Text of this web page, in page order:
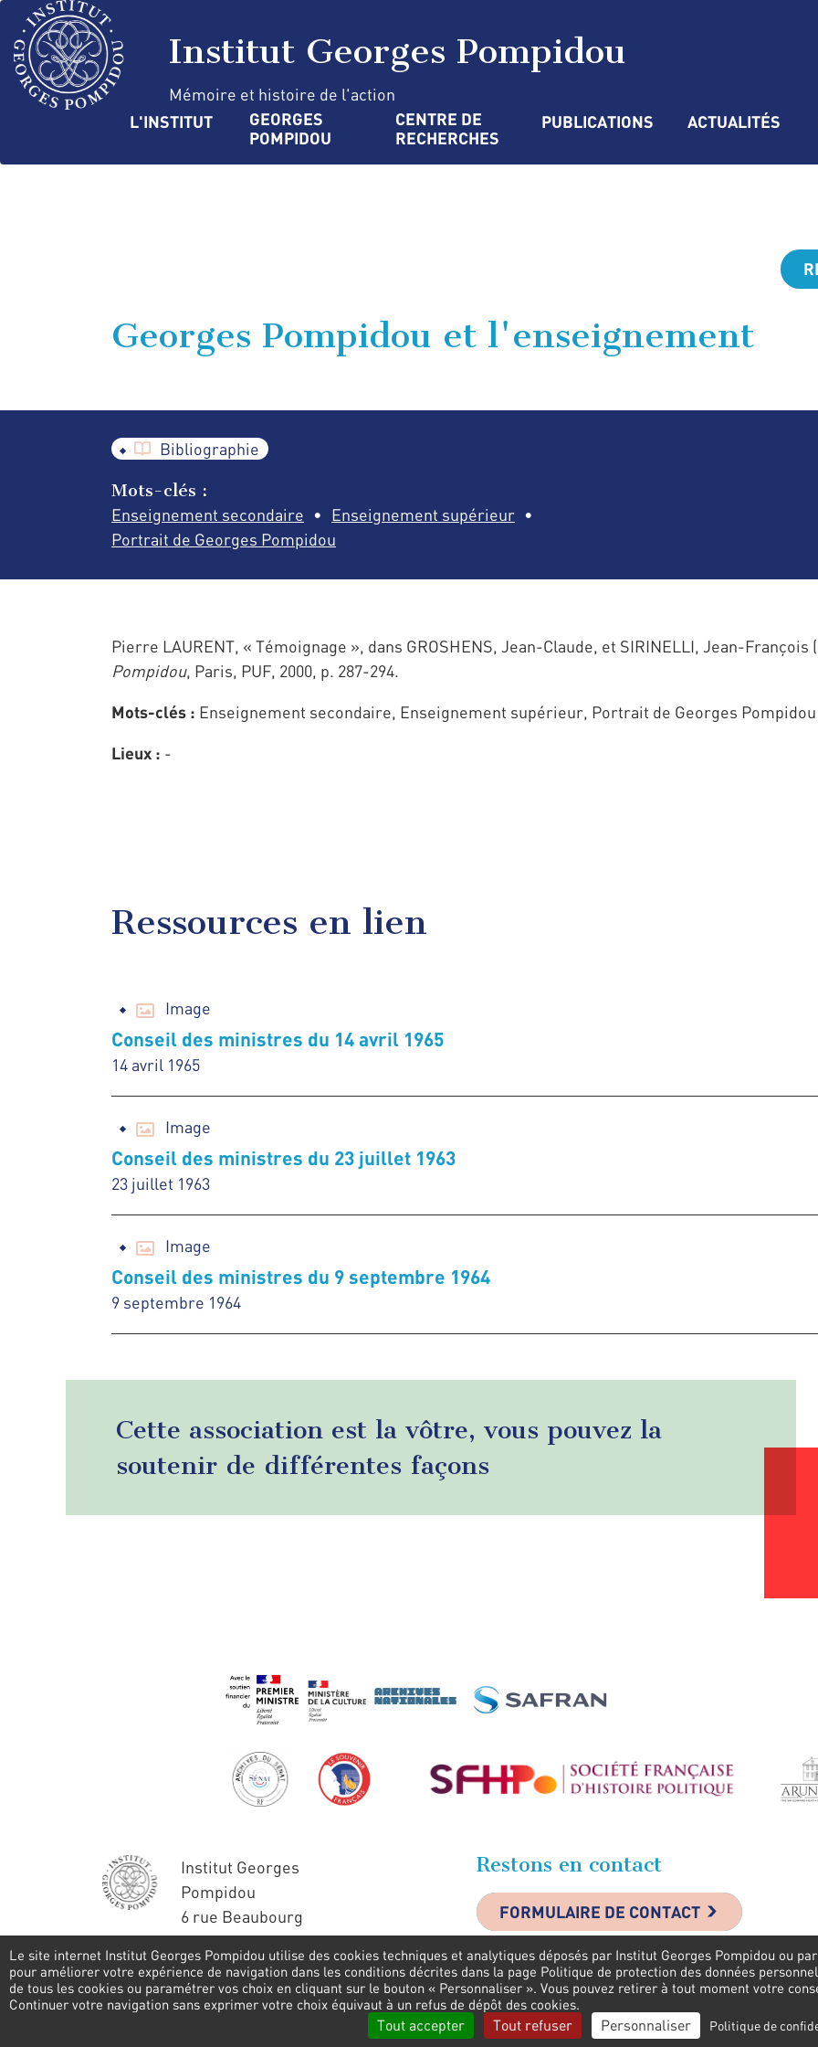
Aller
au
contenu
principal
Institut Georges Pompidou
Mémoire et histoire de l'action
Navigation
L'INSTITUT
GEORGES
POMPIDOU
CENTRE DE
RECHERCHES
PUBLICATIONS ACTUALITÉS
Georges Pompidou et l'enseignement
Bibliographie
Mots-clés :
Enseignement secondaire
Enseignement supérieur
Portrait de Georges Pompidou
Pierre LAURENT, « Témoignage », dans GROSHENS, Jean-Claude, et SIRINELLI, Jean-François
Pompidou, Paris, PUF, 2000, p. 287-294.
Mots-clés : Enseignement secondaire, Enseignement supérieur, Portrait de Georges Pompidou
Lieux : -
Ressources en lien
Image
Conseil des ministres du 14 avril 1965
14 avril 1965
Image
Conseil des ministres du 23 juillet 1963
23 juillet 1963
Image
Conseil des ministres du 9 septembre 1964
9 septembre 1964
Cette association est la vôtre, vous pouvez la
soutenir de différentes façons
Institut Georges
Pompidou
6 rue Beaubourg
75004 Paris
Tél. : 01 44 78 41 22
Restons en contact
FORMULAIRE DE CONTACT
Pied
Gestion des cookies Liens Mentions légales Contactez-
Panneau de gestion des cookies
Le site internet Institut Georges Pompidou utilise des cookies techniques et analytiques déposés par Institut Georges Pompidou ou
pour améliorer votre expérience de navigation dans les conditions décrites dans la page Politique de protection des données
de tous les cookies ou paramétrer vos choix en cliquant sur le bouton « Personnaliser ». Vous pouvez retirer à tout moment votre
Continuer votre navigation sans exprimer votre choix équivaut à un refus de dépôt des cookies.
Tout accepter Tout refuser Personnaliser Politique de